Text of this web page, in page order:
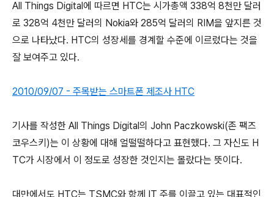
All Things Digital에 따르면 HTC는 시가총액 338억 8천만 달러
로 328억 4천만 달러의 Nokia와 285억 달러의 RIM을 앞지른 것
으로 나타났다. HTC의 성장세를 경계할 수준에 이르렀다는 것을
잘 보여주고 있다.
2010/09/07 - 주목받는 스마트폰 제조사 HTC
기사를 작성한 All Things Digital의 John Paczkowski(존 팩즈
코우스키)는 이 상황에 대해 얼떨떨하다고 표현했다. 그 자신도 H
TC가 시장에서 이 정도로 성장한 것인지는 몰랐다는 뜻이다.
대만에서도 HTC는 TSMC와 함께 IT 주를 이끌고 있는 대표적인